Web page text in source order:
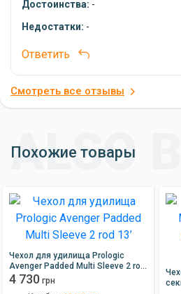
Достоинства: -
Недостатки: -
Ответить
Смотреть все отзывы
Похожие товары
Чехол для удилища Prologic
Avenger Padded Multi Sleeve 2 rod
13’
4 730 грн